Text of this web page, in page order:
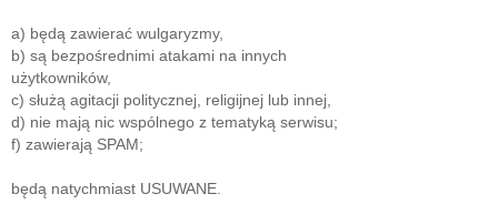
a) będą zawierać wulgaryzmy,
b) są bezpośrednimi atakami na innych
użytkowników,
c) służą agitacji politycznej, religijnej lub innej,
d) nie mają nic wspólnego z tematyką serwisu;
f) zawierają SPAM;
będą natychmiast USUWANE.